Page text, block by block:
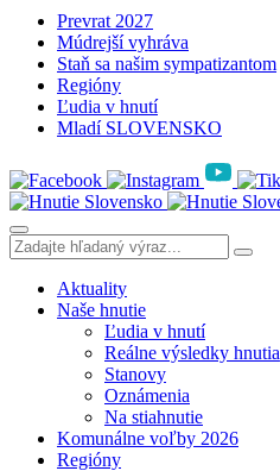
Prevrat 2027
Múdrejší vyhráva
Staň sa našim sympatizantom
Regióny
Ľudia v hnutí
Mladí SLOVENSKO
Aktuality
Naše hnutie
Ľudia v hnutí
Reálne výsledky hnutia
Stanovy
Oznámenia
Na stiahnutie
Komunálne voľby 2026
Regióny